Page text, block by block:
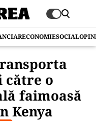
ECONOMIESOCIAL
o
faimoasă
Kenya